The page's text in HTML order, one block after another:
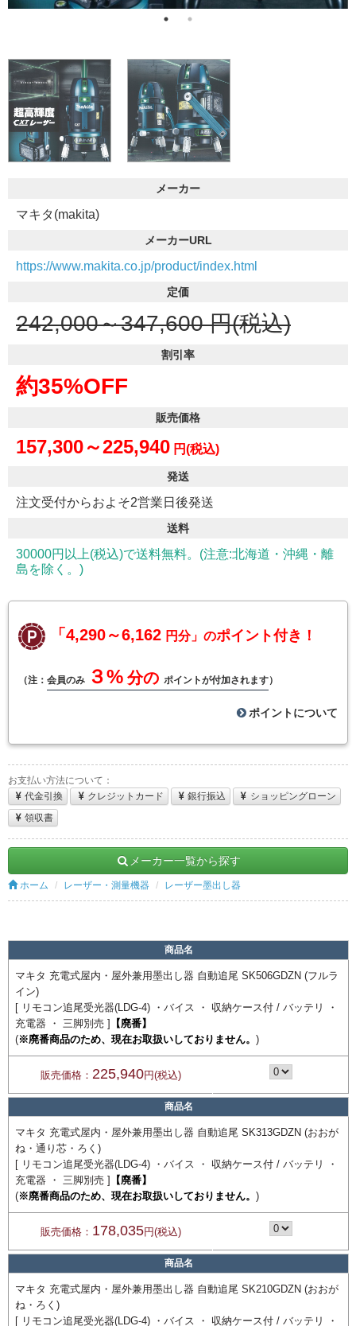
メーカー
マキタ(makita)
メーカーURL
https://www.makita.co.jp/product/index.html
定価
242,000～347,600 円(税込)
割引率
約35%OFF
販売価格
157,300～225,940 円(税込)
発送
注文受付からおよそ2営業日後発送
送料
30000円以上(税込)で送料無料。(注意:北海道・沖縄・離
島を除く。)
「4,290～6,162 円分」のポイント付き！
（注： 会員のみ ３% 分の ポイントが付加されます）
ポイントについて
お支払い方法について：
代金引換
クレジットカード 銀行振込
ショッピングローン
領収書
メーカー一覧から探す
ホーム レーザー・測量機器 レーザー墨出し器
商品名
マキタ 充電式屋内・屋外兼用墨出し器 自動追尾 SK506GDZN (フルラ
イン)
[ リモコン追尾受光器(LDG-4) ・バイス ・ 収納ケース付 / バッテリ ・
充電器 ・ 三脚別売 ]
【廃番】
(※廃番商品のため、現在お取扱いしておりません。 )
販売価格： 225,940円(税込)
商品名
マキタ 充電式屋内・屋外兼用墨出し器 自動追尾 SK313GDZN (おおが
ね・通り芯・ろく)
[ リモコン追尾受光器(LDG-4) ・バイス ・ 収納ケース付 / バッテリ ・
充電器 ・ 三脚別売 ]
【廃番】
(※廃番商品のため、現在お取扱いしておりません。 )
販売価格： 178,035円(税込)
商品名
マキタ 充電式屋内・屋外兼用墨出し器 自動追尾 SK210GDZN (おおが
ね・ろく)
[ リモコン追尾受光器(LDG-4) ・バイス ・ 収納ケース付 / バッテリ ・